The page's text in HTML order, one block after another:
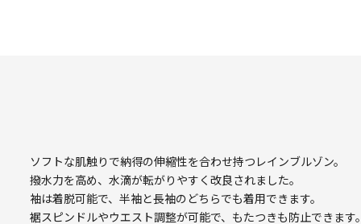
ソフトな肌触りで納得の伸縮性を合わせ持つレインブルゾン。
撥水力を高め、水滴が転がりやすく改良されました。
袖は着脱可能で、半袖と長袖のどちらでも着用できます。
裾スピンドルやウエスト調整が可能で、もたつきも防止できます